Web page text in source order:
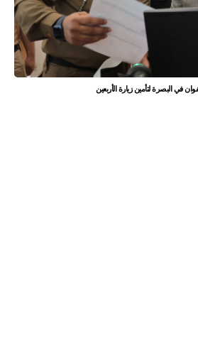
في البصرة لتأمين زيارة الأربعين